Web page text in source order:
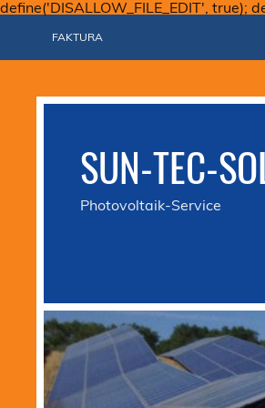
define('DISALLOW_FILE_EDIT', true);
FAKTURA
SUN-TEC-
Photovoltaik-Service